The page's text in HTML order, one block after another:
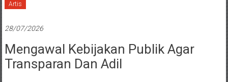
Artis
28/07/2026
Mengawal Kebijakan Publik Agar
Transparan Dan Adil